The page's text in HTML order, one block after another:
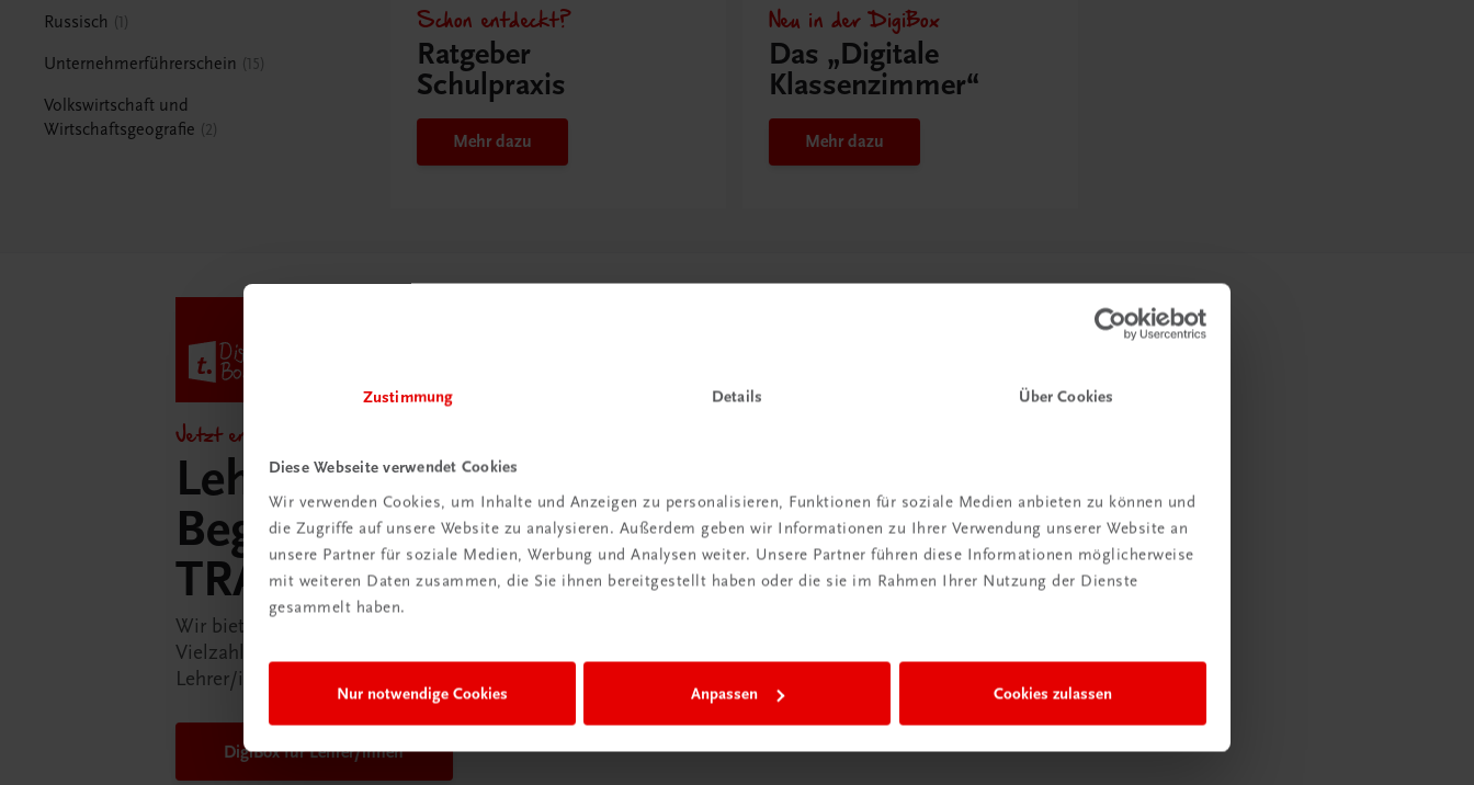
Zustimmung Details Über Cookies
Diese Webseite verwendet Cookies
Wir verwenden Cookies, um Inhalte und Anzeigen zu personalisieren, Funktionen für soziale Medien anbieten zu können und
die Zugriffe auf unsere Website zu analysieren. Außerdem geben wir Informationen zu Ihrer Verwendung unserer Website an
unsere Partner für soziale Medien, Werbung und Analysen weiter. Unsere Partner führen diese Informationen möglicherweise
mit weiteren Daten zusammen, die Sie ihnen bereitgestellt haben oder die sie im Rahmen Ihrer Nutzung der Dienste
gesammelt haben.
Nur notwendige Cookies Anpassen Cookies zulassen
Russisch 1
Unternehmerführerschein 15
Volkswirtschaft und
Wirtschaftsgeografie
2
Schon entdeckt?
Ratgeber
Schulpraxis
Mehr dazu
Neu in der DigiBox
Das „Digitale
Klassenzimmer“
Mehr dazu
Jetzt entdecken!
Lehrer/innen-
Begleitpakete in der
TRAUNER-DigiBox
Wir bieten Ihnen in der TRAUNER-DigiBox eine
Vielzahl an Services an, die Ihr Leben als
Lehrer/in ein Stück einfacher machen.
DigiBox für Lehrer/innen